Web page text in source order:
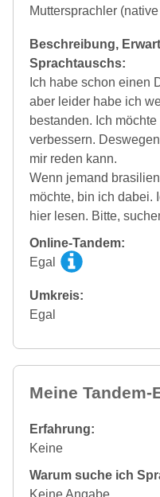
Muttersprachler
Beschreibung,
Sprachtauschs:
Ich habe schon einen
aber leider habe ich
bestanden. Ich
verbessern.
mir reden kann.
Wenn jemand
möchte, bin ich dabei.
hier lesen. Bitte,
Online-Tandem:
Egal
Umkreis:
Egal
Meine Tandem-
Erfahrung:
Keine
Warum suche ich